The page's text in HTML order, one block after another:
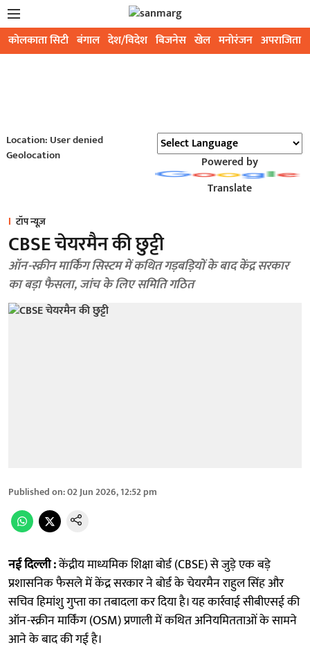
कोलकाता सिटी बंगाल देश/विदेश बिजनेस खेल मनोरंजन अपराजिता
Location: User denied
Geolocation
Powered by
Translate
टॉप न्यूज़
CBSE चेयरमैन की छुट्टी
ऑन-स्क्रीन मार्किंग सिस्टम में कथित गड़बड़ियों के बाद केंद्र सरकार
का बड़ा फैसला, जांच के लिए समिति गठित
Published on:02 Jun 2026, 12:52 pm
नई दिल्ली :केंद्रीय माध्यमिक शिक्षा बोर्ड (CBSE) से जुड़े एक बड़े
प्रशासनिक फैसले में केंद्र सरकार ने बोर्ड के चेयरमैन राहुल सिंह और
सचिव हिमांशु गुप्ता का तबादला कर दिया है। यह कार्रवाई सीबीएसई की
ऑन-स्क्रीन मार्किंग (OSM) प्रणाली में कथित अनियमितताओं के सामने
आने के बाद की गई है।